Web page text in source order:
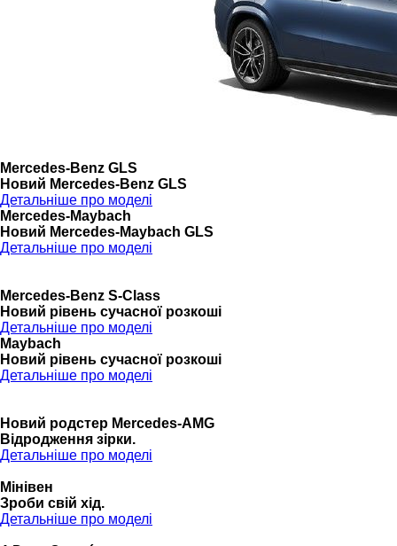
Mercedes-Benz GLS
Новий Mercedes-Benz GLS
Детальніше про моделі
Mercedes-Maybach
Новий Mercedes-Maybach GLS
Детальніше про моделі
Mercedes-Benz S-Class
Новий рівень сучасної розкоші
Детальніше про моделі
Maybach
Новий рівень сучасної розкоші
Детальніше про моделі
Новий родстер Mercedes-AMG
Відродження зірки.
Детальніше про моделі
Мінівен
Зроби свій хід.
Детальніше про моделі